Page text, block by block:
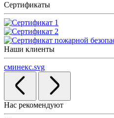
Сертификаты
Наши клиенты
сминекс.svg
Нас рекомендуют